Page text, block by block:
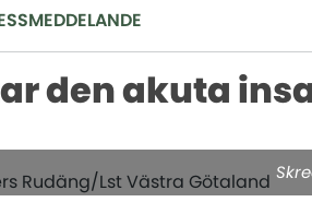
den akuta